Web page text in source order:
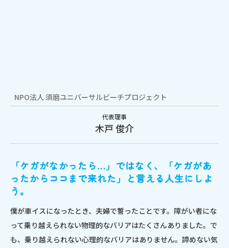
「ケガがなかったら…」ではなく、「ケガがあ
ったからココまで来れた」と言える人生にしよ
う。
僕が車イスになったとき、夫婦で誓ったことです。 障がい者にな
って乗り越えられない物理的なバリアはたくさんありました。 で
も、乗り越えられない心理的なバリアはありません。 諦めない気
NPO法人 須磨ユニバーサルビーチプロジェクト
代表理事
木戸 俊介